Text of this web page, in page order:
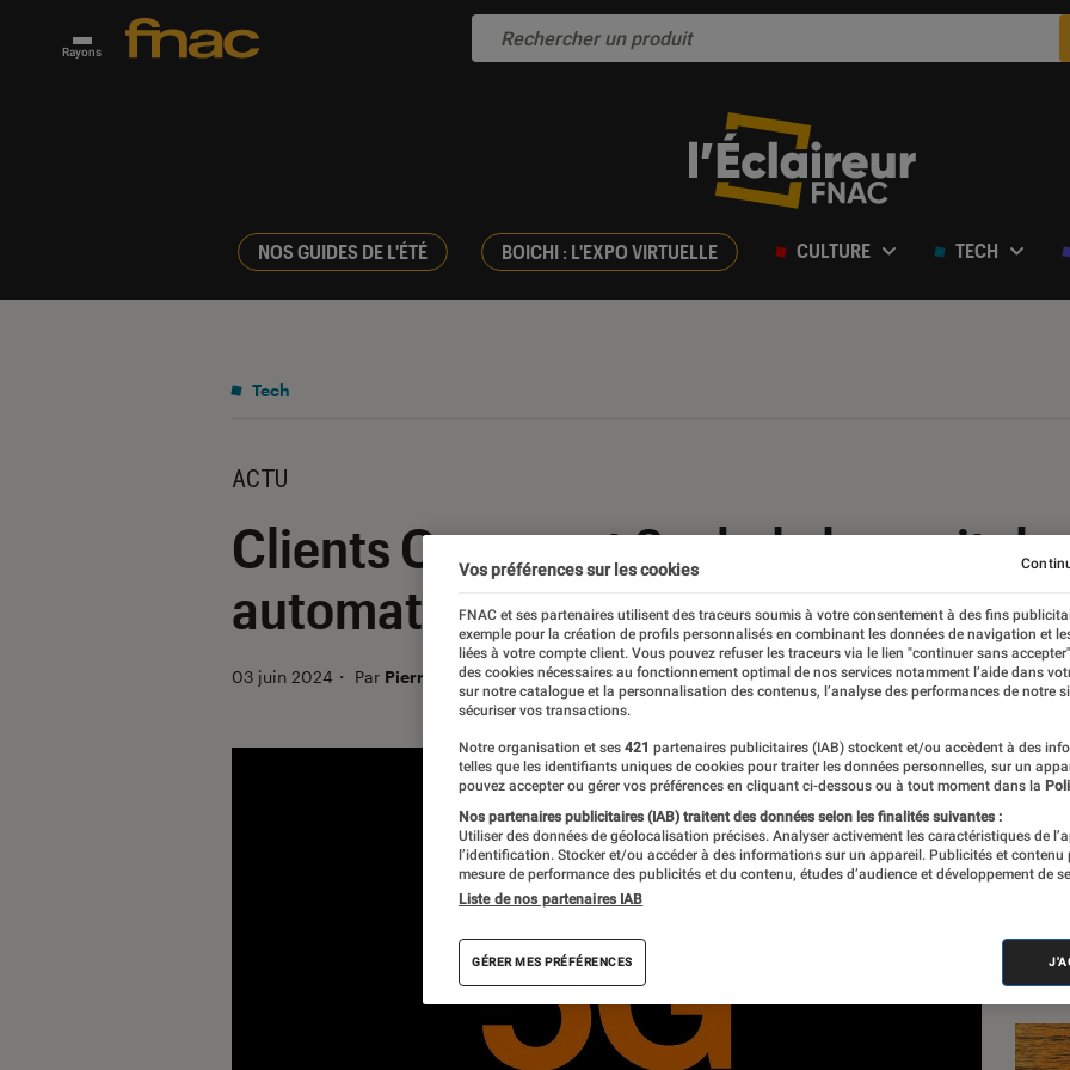
Rayons
NOS GUIDES DE L'ÉTÉ BOICHI : L'EXPO VIRTUELLE CULTURE TECH
Tech
ACTU
Clients Orange et Sosh de la capitale
automatiquement passer à la 5G
03 juin 2024 ・ Par Pierre Crochart
Vos préférences sur les cookies
FNAC et ses partenaires utilisent des traceurs soumis à votre consentement à des fins
exemple pour la création de profils personnalisés en combinant les données de navigation et
liées à votre compte client. Vous pouvez refuser les traceurs via le lien "continuer sans
des cookies nécessaires au fonctionnement optimal de nos services notamment l’aide dans
sur notre catalogue et la personnalisation des contenus, l’analyse des performances de notre
sécuriser vos transactions.
Notre organisation et ses 421 partenaires publicitaires (IAB) stockent et/ou accèdent à des
telles que les identifiants uniques de cookies pour traiter les données personnelles, sur un
pouvez accepter ou gérer vos préférences en cliquant ci-dessous ou à tout moment dans la
Nos partenaires publicitaires (IAB) traitent des données selon les finalités suivantes :
Utiliser des données de géolocalisation précises. Analyser activement les caractéristiques de
l’identification. Stocker et/ou accéder à des informations sur un appareil. Publicités et contenu
mesure de performance des publicités et du contenu, études d’audience et développement de
Liste de nos partenaires IAB
GÉRER MES PRÉFÉRENCES